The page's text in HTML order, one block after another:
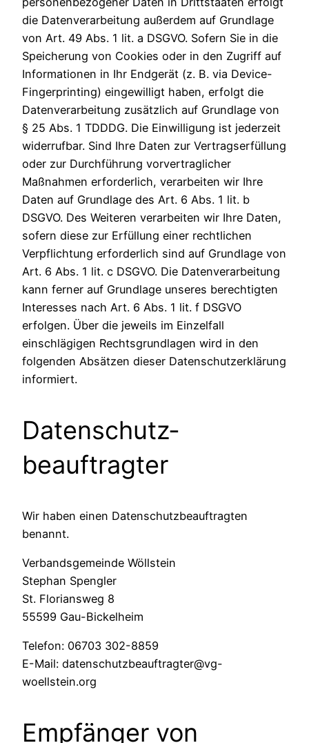
die Datenverarbeitung außerdem auf Grundlage
von Art. 49 Abs. 1 lit. a DSGVO. Sofern Sie in die
Speicherung von Cookies oder in den Zugriff auf
Informationen in Ihr Endgerät (z. B. via Device-
Fingerprinting) eingewilligt haben, erfolgt die
Datenverarbeitung zusätzlich auf Grundlage von
§ 25 Abs. 1 TDDDG. Die Einwilligung ist jederzeit
widerrufbar. Sind Ihre Daten zur Vertragserfüllung
oder zur Durchführung vorvertraglicher
Maßnahmen erforderlich, verarbeiten wir Ihre
Daten auf Grundlage des Art. 6 Abs. 1 lit. b
DSGVO. Des Weiteren verarbeiten wir Ihre Daten,
sofern diese zur Erfüllung einer rechtlichen
Verpflichtung erforderlich sind auf Grundlage von
Art. 6 Abs. 1 lit. c DSGVO. Die Datenverarbeitung
kann ferner auf Grundlage unseres berechtigten
Interesses nach Art. 6 Abs. 1 lit. f DSGVO
erfolgen. Über die jeweils im Einzelfall
einschlägigen Rechtsgrundlagen wird in den
folgenden Absätzen dieser Datenschutzerklärung
informiert.
Datenschutz­
beauftragter
Wir haben einen Datenschutzbeauftragten
benannt.
Verbandsgemeinde Wöllstein
Stephan Spengler
St. Floriansweg 8
55599 Gau-Bickelheim
Telefon: 06703 302-8859
E-Mail: datenschutzbeauftragter@vg-
woellstein.org
Empfänger von